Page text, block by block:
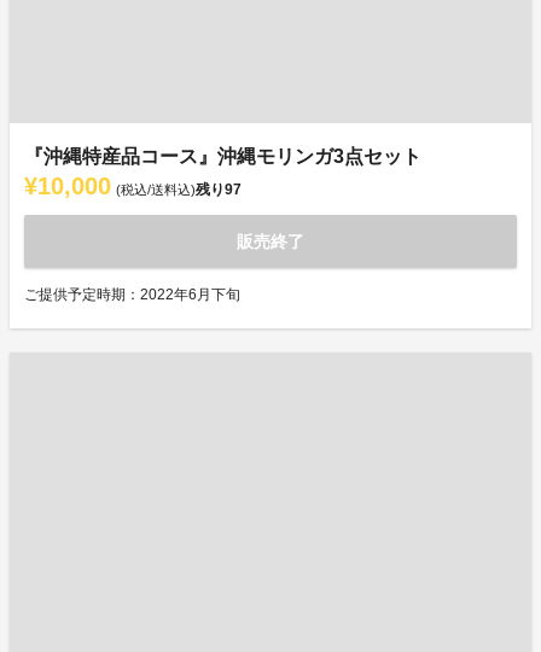
『沖縄特産品コース』沖縄モリンガ3点セット
¥10,000 (税込/送料込)残り97
販売終了
ご提供予定時期：2022年6月下旬